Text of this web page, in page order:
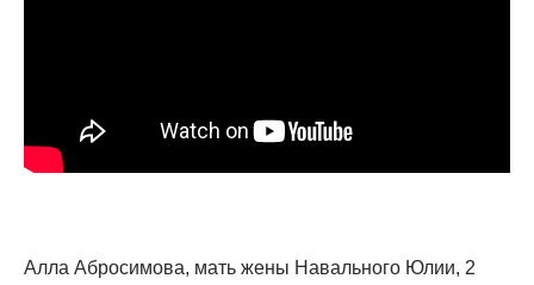
Алла Абросимова, мать жены Навального Юлии, 2